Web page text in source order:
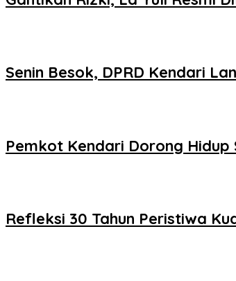
Senin Besok, DPRD Kendari
Pemkot Kendari Dorong
Refleksi 30 Tahun Peristiwa